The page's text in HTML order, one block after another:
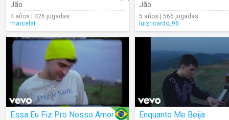
Jão
4 años | 426 jugadas
marcelat
Jão
5 años | 566 jugadas
luizricardo_96
Essa Eu Fiz Pro Nosso Amor Enquanto Me Beija